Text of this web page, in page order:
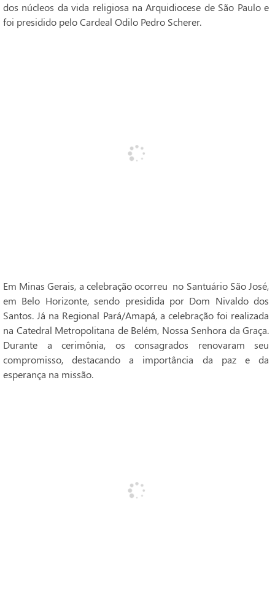
dos núcleos da vida religiosa na Arquidiocese de São Paulo e
foi presidido pelo Cardeal Odilo Pedro Scherer.
Em Minas Gerais, a celebração ocorreu no Santuário São José,
em Belo Horizonte, sendo presidida por Dom Nivaldo dos
Santos. Já na Regional Pará/Amapá, a celebração foi realizada
na Catedral Metropolitana de Belém, Nossa Senhora da Graça.
Durante a cerimônia, os consagrados renovaram seu
compromisso, destacando a importância da paz e da
esperança na missão.